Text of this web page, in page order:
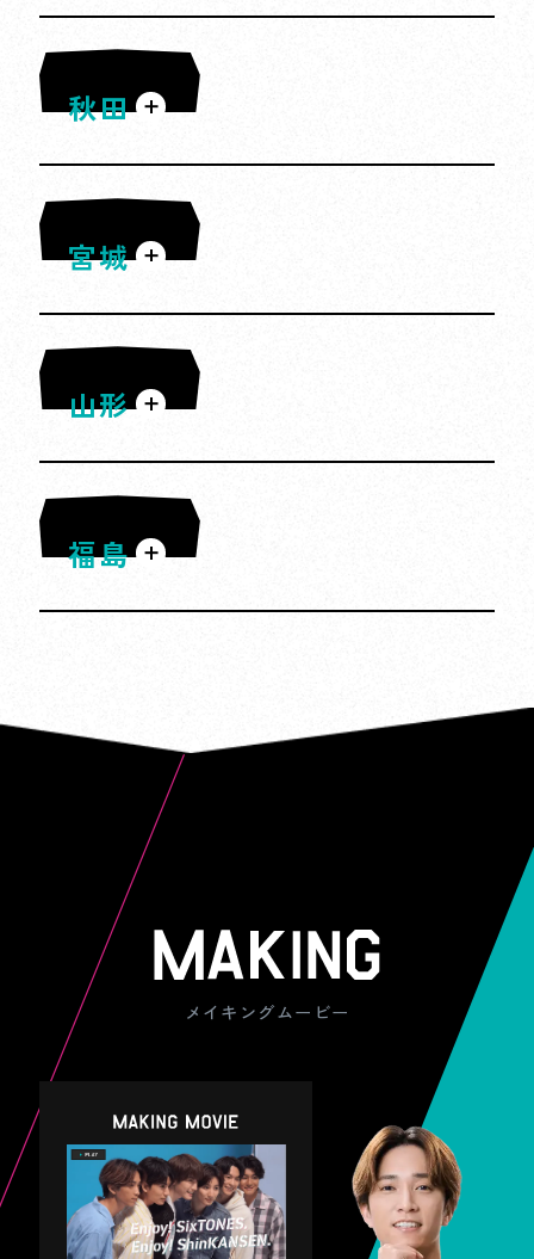
・
利用回数が増えるほど当選確率が上がりま
す。
対象となる新幹線eチケットご利用
回数１回につき抽選口数が１口とな
り、口数の上限はありません。ただ
し、複数人分を同一行程でご一緒に
「１」となります。
ex.東京ー仙台、東京ー新青森と1名
様分ずつ２回新幹線eチケットをご
２名様分お申し込みいただいた場合
は、抽選口数は「１」となります。
当選者の発表は当選者への賞品の発送をも
いただいているご住所への発送となります
ので、キャンペーンエントリーの際にJRE
POINT会員登録情報をご確認ください。
抽選結果についてはお答えできませんの
で、ご了承ください。
キャンペーンにご参加いただいたお客さま
には、JRE POINT Webサイトより、お得な
新幹線旅行のご案内をさせていただきま
す。
・
本キャンペーンはやむを得ない事情によ
り、予告なく変更となることがあります。
本キャンペーンへのご応募は、日本国内に
お住まいの方に限らせていただきます。
奥入瀬渓流
冬の森に現れる氷の滝はまるでアート。澄
んだ空気と白銀の景色に包まれて、特別感
たっぷりの絶景が楽しめます。
※写真提供：十和田奥入瀬観光機構
リンゴ市場
真っ赤に並ぶリンゴがずらり！品種食べ比
べやおみやげ探しも楽しくて、甘酸っぱい
香りに包まれるだけで気分が上がる。
龍泉洞
神秘的な地底湖と透明度が魅力。透き通る
青の地底湖が広がる超自然的な空間。幻想
的な非日常を体験しよう。
滝観洞
ヘルメットをかぶって洞窟探検。狭い道を
進むと現れる地底の大滝は、想像以上の迫
力にびっくり。
秋田
大湯環状列石
なまはげ立像
宮城
湯けむりに包まれながらのんびり。泉質や
景色の違いを楽しむ湯めぐりは、旅の贅沢
なひととき。
山形
白川湖の水没林
雪どけ水で満たされた湖の中から木々が立
ち上がったように見える、3月下旬～5月下
旬限定の幻想的な風景。静けさと光のコン
トラストが、写真映え間違いなし。
福島
海トレッキング（うまさんぽ）
青く澄んだ海岸沿いを馬に乗って散歩。海
風と潮の香り、馬の足音に癒される！
※写真提供：Horse Value
メイキングムービー